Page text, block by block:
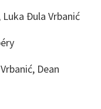
Đula Vrbanić
Dean